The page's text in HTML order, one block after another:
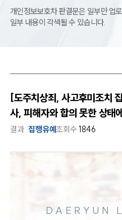
개인정보보호차 판결문은 일부만 업
일부 내용이 각색될 수 있습니다.
[도주치상죄, 사고후미조치
사, 피해자와 합의 못한 상태
결과 집행유예조회수1846
DAERYUN